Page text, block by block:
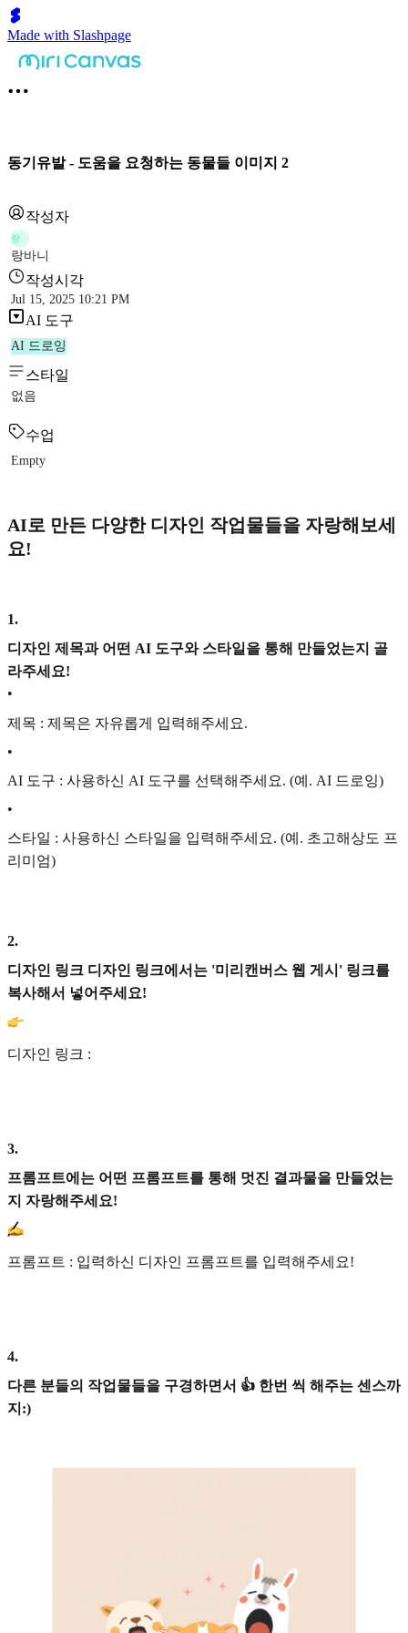
Made with Slashpage
동기유발 - 도움을 요청하는 동물들 이미지 2
작성자
랑
랑바니
작성시각
Jul 15, 2025 10:21 PM
AI 도구
AI 드로잉
스타일
없음
수업
Empty
AI로 만든 다양한 디자인 작업물들을 자랑해보세
요!
1.
디자인 제목과 어떤 AI 도구와 스타일을 통해 만들었는지 골
라주세요!
•
제목 : 제목은 자유롭게 입력해주세요.
•
AI 도구 : 사용하신 AI 도구를 선택해주세요. (예. AI 드로잉)
•
스타일 : 사용하신 스타일을 입력해주세요. (예. 초고해상도 프
리미엄)
2.
디자인 링크 디자인 링크에서는 '미리캔버스 웹 게시' 링크를
복사해서 넣어주세요!
디자인 링크 :
3.
프롬프트에는 어떤 프롬프트를 통해 멋진 결과물을 만들었는
지 자랑해주세요!
프롬프트 : 입력하신 디자인 프롬프트를 입력해주세요!
4.
다른 분들의 작업물들을 구경하면서 👍 한번 씩 해주는 센스까
지:)